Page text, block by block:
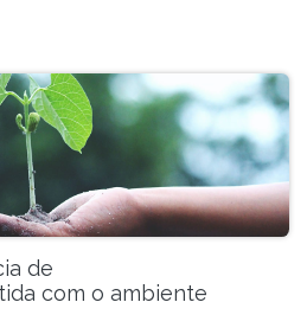
de
com o ambiente